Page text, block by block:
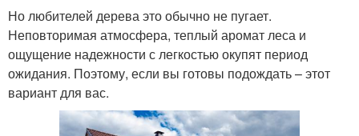
Но любителей дерева это обычно не пугает.
Неповторимая атмосфера, теплый аромат леса и
ощущение надежности с легкостью окупят период
ожидания. Поэтому, если вы готовы подождать – этот
вариант для вас.